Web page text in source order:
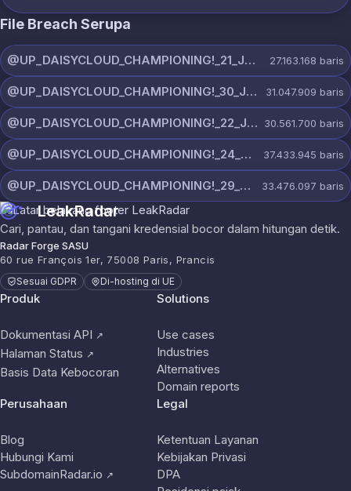
File Breach Serupa
@UP_DAISYCLOUD_CHAMPIONING!_21_JULY_5150_ON_CHANNEL.rar 27.163.168 baris
@UP_DAISYCLOUD_CHAMPIONING!_30_JULY_5378_ON_CHANNEL.rar 31.047.909 baris
@UP_DAISYCLOUD_CHAMPIONING!_22_JULY_5828_ON_CHANNEL.rar 30.561.700 baris
@UP_DAISYCLOUD_CHAMPIONING!_24_JULY_5440_ON_CHANNEL.rar 37.433.945 baris
@UP_DAISYCLOUD_CHAMPIONING!_29_JULY_5829_ON_CHANNEL.rar 33.476.097 baris
LeakRadar
Cari, pantau, dan tangani kredensial bocor dalam hitungan detik.
Radar Forge SASU
60 rue François 1er, 75008 Paris, Prancis
Sesuai GDPR Di-hosting di UE
Produk
Dokumentasi API ↗
Halaman Status ↗
Basis Data Kebocoran
Solutions
Use cases
Industries
Alternatives
Domain reports
Perusahaan
Blog
Hubungi Kami
SubdomainRadar.io ↗
Legal
Ketentuan Layanan
Kebijakan Privasi
DPA